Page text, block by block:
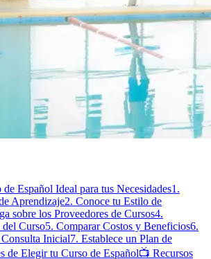
Español Ideal para tus Necesidades1.
Aprendizaje2. Conoce tu Estilo de
sobre los Proveedores de Cursos4.
del Curso5. Comparar Costos y Beneficios6.
Inicial7. Establece un Plan de
de Elegir tu Curso de Español📺 Recursos